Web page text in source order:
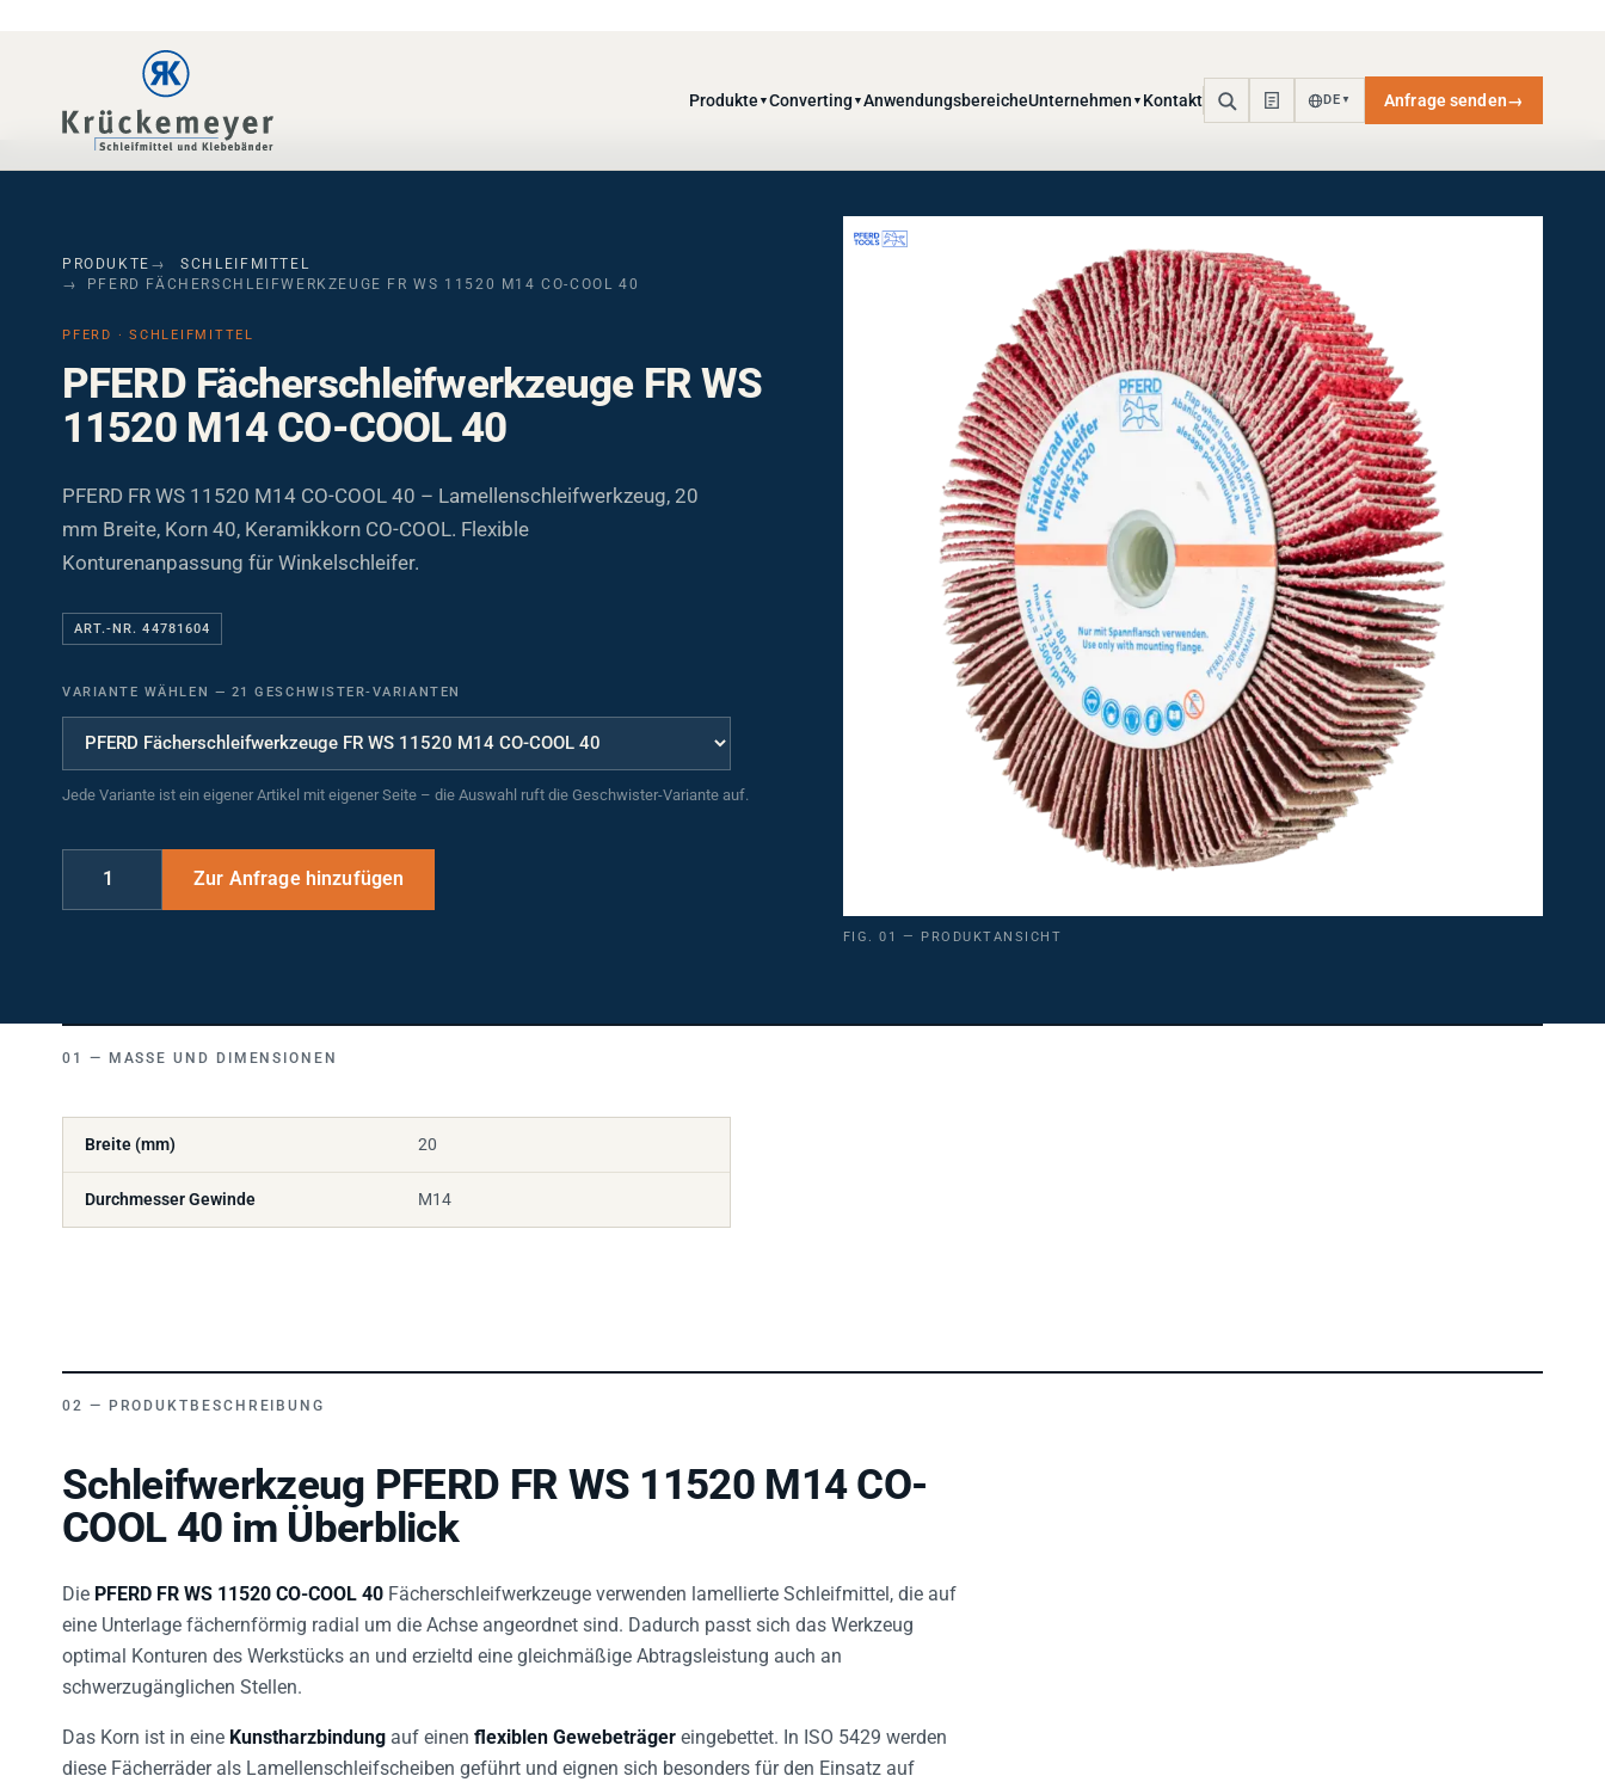
PRODUKTE
SCHLEIFMITTEL
PFERD FÄCHERSCHLEIFWERKZEUGE FR WS 11520 M14 CO-COOL 40
PFERD · SCHLEIFMITTEL
PFERD Fächerschleifwerkzeuge FR WS
11520 M14 CO-COOL 40
PFERD FR WS 11520 M14 CO-COOL 40 – Lamellenschleifwerkzeug, 20
mm Breite, Korn 40, Keramikkorn CO-COOL. Flexible
Konturenanpassung für Winkelschleifer.
ART.-NR. 44781604
VARIANTE WÄHLEN — 21 GESCHWISTER-VARIANTEN
Jede Variante ist ein eigener Artikel mit eigener Seite – die Auswahl ruft die Geschwister-Variante auf.
FIG. 01 — PRODUKTANSICHT
MASSE UND DIMENSIONEN
Breite (mm) 20
Durchmesser Gewinde M14
PRODUKTBESCHREIBUNG
Schleifwerkzeug PFERD FR WS 11520 M14 CO-
COOL 40 im Überblick
Die PFERD FR WS 11520 CO-COOL 40 Fächerschleifwerkzeuge verwenden lamellierte Schleifmittel, die auf
eine Unterlage fächernförmig radial um die Achse angeordnet sind. Dadurch passt sich das Werkzeug
optimal Konturen des Werkstücks an und erzieltd eine gleichmäßige Abtragsleistung auch an
schwerzugänglichen Stellen.
Das Korn ist in eine Kunstharzbindung auf einen flexiblen Gewebeträger eingebettet. In ISO 5429 werden
diese Fächerräder als Lamellenschleifscheiben geführt und eignen sich besonders für den Einsatz auf